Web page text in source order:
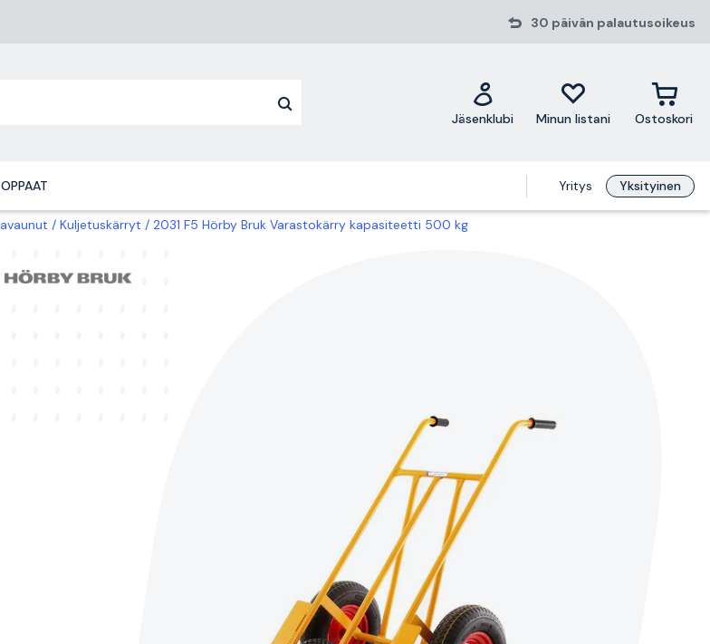
30 päivän palautusoikeus
Jäsenklubi Minun listani Ostoskori
OPPAAT Yritys Yksityinen
Kuljetuskärryt 2031 F5 Hörby Bruk Varastokärry kapasiteetti 500 kg